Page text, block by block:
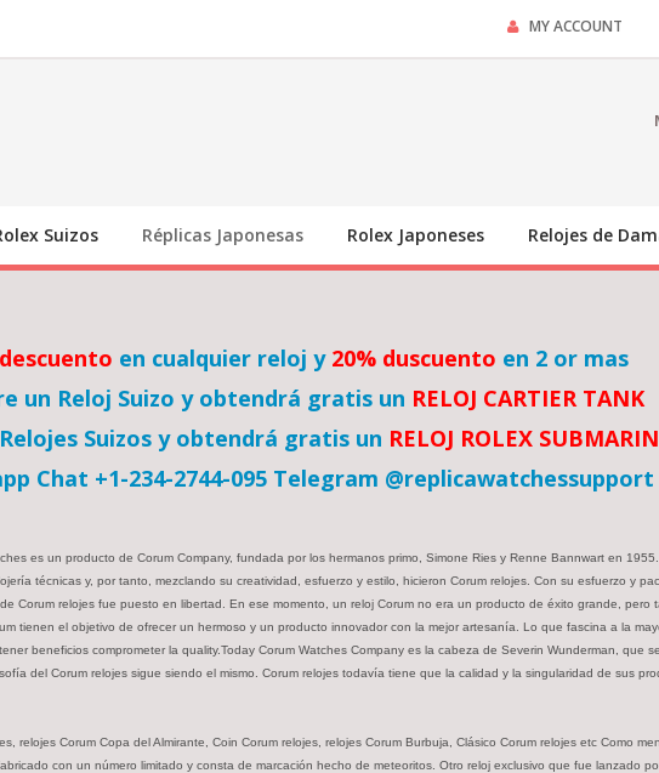
MY ACCOUNT
Suizos Réplicas Japonesas Rolex Japoneses Relojes de
en cualquier reloj y 20% duscuento en 2 or mas
un Reloj Suizo y obtendrá gratis un RELOJ CARTIER TANK
Suizos y obtendrá gratis un RELOJ ROLEX
Chat +1-234-2744-095 Telegram @replicawatchessupport
es un producto de Corum Company, fundada por los hermanos primo, Simone Ries y Renne Bannwart en
técnicas y, por tanto, mezclando su creatividad, esfuerzo y estilo, hicieron Corum relojes. Con su esfuerzo y
Corum relojes fue puesto en libertad. En ese momento, un reloj Corum no era un producto de éxito grande,
tienen el objetivo de ofrecer un hermoso y un producto innovador con la mejor artesanía. Lo que fascina a la
beneficios comprometer la quality.Today Corum Watches Company es la cabeza de Severin Wunderman, que
del Corum relojes sigue siendo el mismo. Corum relojes todavía tiene que la calidad y la singularidad de sus
relojes Corum Copa del Almirante, Coin Corum relojes, relojes Corum Burbuja, Clásico Corum relojes etc Como
con un número limitado y consta de marcación hecho de meteoritos. Otro reloj exclusivo que fue lanzado